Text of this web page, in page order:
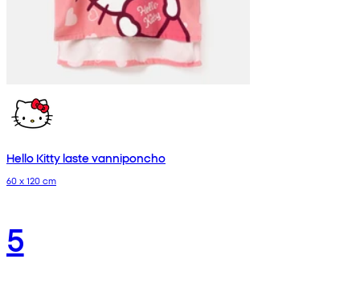
Hello Kitty laste vanniponcho
60 x 120 cm
5